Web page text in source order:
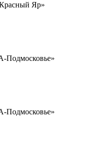
Яр»
Подмосковье»
Подмосковье»